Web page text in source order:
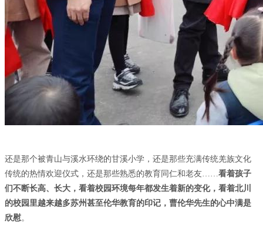
还是那个被青山与溪水环绕的甘溪小学，还是那些充满传统羌族文化
传统的热情欢迎仪式，还是那些熟悉的教育同仁和老友……看着孩子
们不断长高、长大，看着校园环境每年都发生着新的变化，看着北川
的校园里越来越多苏州甚至伦华教育的印记，曹伦华先生的心中满是
欣慰。